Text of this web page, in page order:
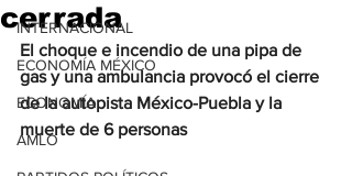
INTERNACIONAL
ECONOMÍA MÉXICO
ECONOMÍA
AMLO
cerrada
El choque e incendio de una pipa de
gas y una ambulancia provocó el cierre
de la autopista México-Puebla y la
muerte de 6 personas